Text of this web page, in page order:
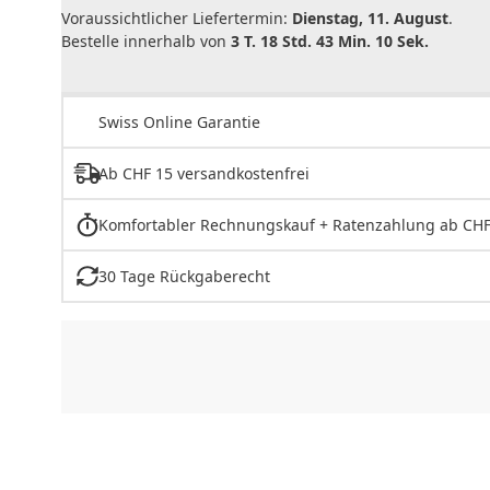
Voraussichtlicher Liefertermin: Dienstag, 11. August.
Bestelle innerhalb von 3 T. 18 Std. 43 Min. 10 Sek.
Swiss Online Garantie
Ab CHF 15 versandkostenfrei
Komfortabler Rechnungskauf + Ratenzahlung ab
30 Tage Rückgaberecht